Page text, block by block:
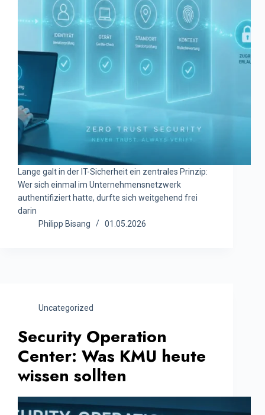
Lange galt in der IT-Sicherheit ein zentrales Prinzip:
Wer sich einmal im Unternehmensnetzwerk
authentifiziert hatte, durfte sich weitgehend frei
darin
Philipp Bisang
01.05.2026
Uncategorized
Security Operation
Center: Was KMU heute
wissen sollten